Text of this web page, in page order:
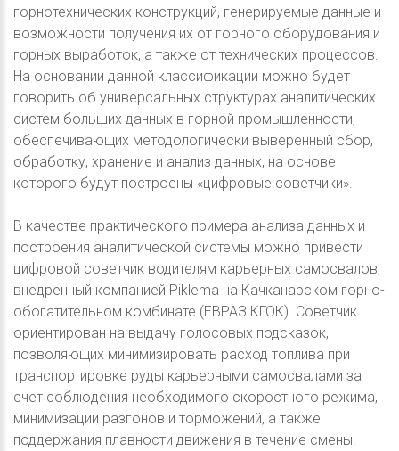
горнотехнических конструкций, генерируемые данные и
возможности получения их от горного оборудования и
горных выработок, а также от технических процессов.
На основании данной классификации можно будет
говорить об универсальных структурах аналитических
систем больших данных в горной промышленности,
обеспечивающих методологически выверенный сбор,
обработку, хранение и анализ данных, на основе
которого будут построены «цифровые советчики».
В качестве практического примера анализа данных и
построения аналитической системы можно привести
цифровой советчик водителям карьерных самосвалов,
внедренный компанией Piklema на Качканарском горно-
обогатительном комбинате (ЕВРАЗ КГОК). Советчик
ориентирован на выдачу голосовых подсказок,
позволяющих минимизировать расход топлива при
транспортировке руды карьерными самосвалами за
счет соблюдения необходимого скоростного режима,
минимизации разгонов и торможений, а также
поддержания плавности движения в течение смены.